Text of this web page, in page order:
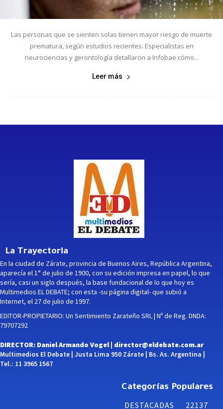
Las personas que se sienten solas tienen mayor riesgo de muerte
prematura, según estudios recientes. Especialistas en
neurociencias y gerontología detallaron a Infobae cómo...
Leer más
La Trayectoria
En la ciudad de Zárate, provincia de Buenos Aires, República Argentina,
aparecía el 1° de julio de 1900, con su edición impresa en papel, lo que
sería, casi un siglo después, la base fundacional de lo que hoy es
Multimedios EL DEBATE; con esta -su página digital- que subió a
Internet, el 27 de julio de 1997.
EDITOR-PROPIETARIO: Un Sentimiento Zarateño SRL | Nº de Reg. DNDA:
79707292
DIRECTOR: Daniel Armando Vogel | director@eldebate.com.ar
Multimedios El Debate | Justa Lima 950 Zárate | Bs. As. Argentina |
Tel.: 11 3965 1567
Categorías Populares
DESTACADAS
22137